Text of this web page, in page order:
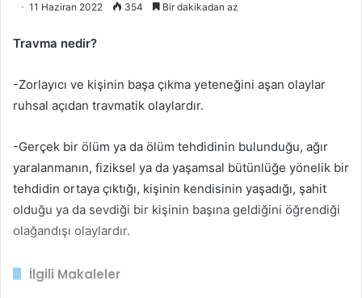
11 Haziran 2022 354 Bir dakikadan az
Travma nedir?
-Zorlayıcı ve kişinin başa çıkma yeteneğini aşan olaylar
ruhsal açıdan travmatik olaylardır.
-Gerçek bir ölüm ya da ölüm tehdidinin bulunduğu, ağır
yaralanmanın, fiziksel ya da yaşamsal bütünlüğe yönelik bir
tehdidin ortaya çıktığı, kişinin kendisinin yaşadığı, şahit
olduğu ya da sevdiği bir kişinin başına geldiğini öğrendiği
olağandışı olaylardır.
İlgili Makaleler